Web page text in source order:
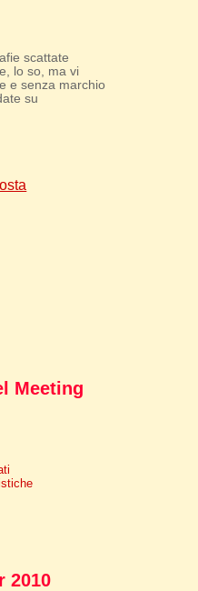
scattate
lo so, ma vi
e senza marchio
su
Meeting
2010